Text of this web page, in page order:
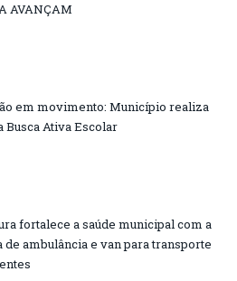
AVANÇAM
em movimento: Município realiza
Busca Ativa Escolar
fortalece a saúde municipal com a
de ambulância e van para transporte